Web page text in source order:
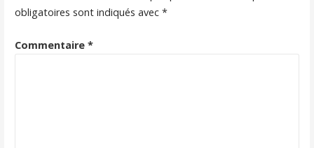
obligatoires sont indiqués avec *
Commentaire *